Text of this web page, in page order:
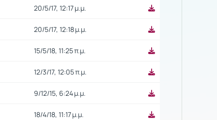
20/5/17, 12:17 μ.μ.
20/5/17, 12:18 μ.μ.
15/5/18, 11:25 π.μ.
12/3/17, 12:05 π.μ.
9/12/15, 6:24 μ.μ.
18/4/18, 11:17 μ.μ.